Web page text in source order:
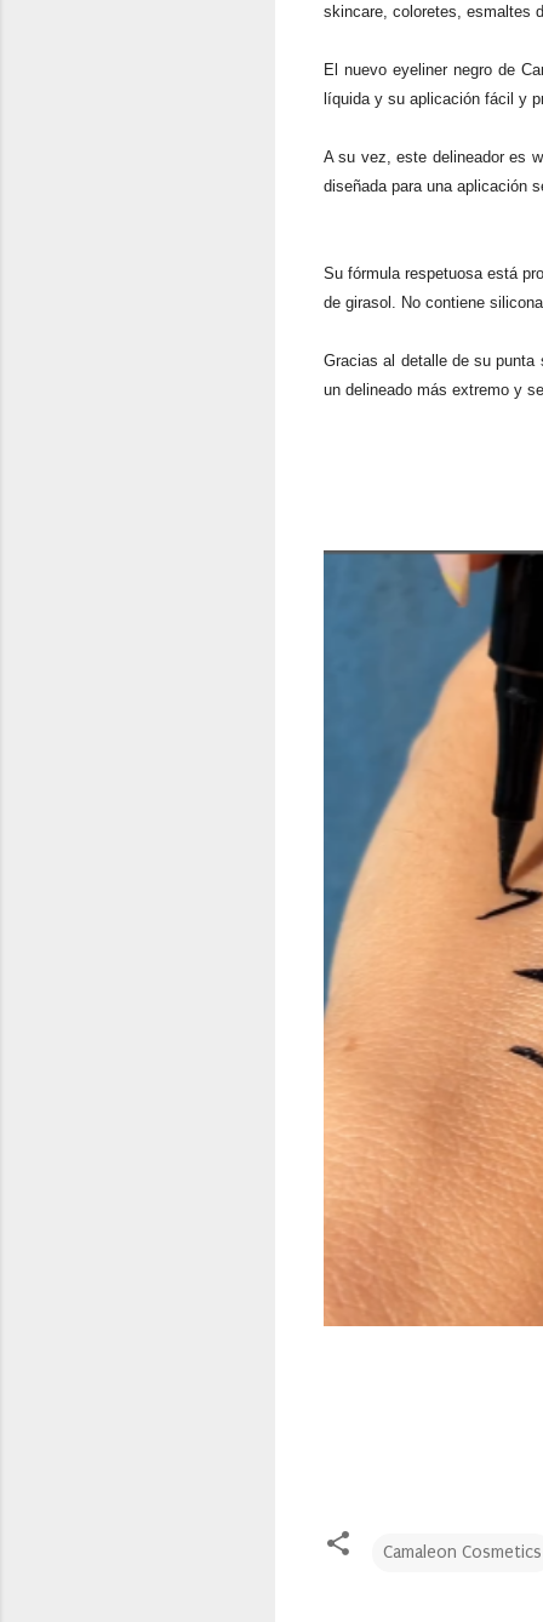
skincare, coloretes, esmaltes
El nuevo eyeliner negro de
líquida y su aplicación fácil y
A su vez, este delineador es
diseñada para una aplicación
Su fórmula respetuosa está
de girasol. No contiene
Gracias al detalle de su punta
un delineado más extremo y
Camaleon Cosmetics